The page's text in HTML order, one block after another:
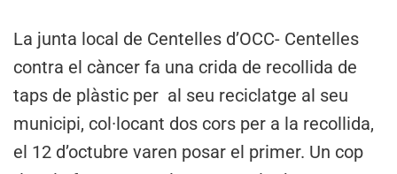
La junta local de Centelles d’OCC- Centelles
contra el càncer fa una crida de recollida de
taps de plàstic per al seu reciclatge al seu
municipi, col·locant dos cors per a la recollida,
el 12 d’octubre varen posar el primer. Un cop